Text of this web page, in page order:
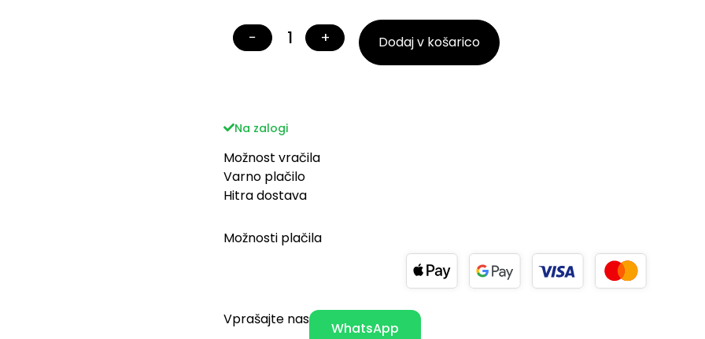
− + Dodaj v košarico
Na zalogi
Možnost vračila
Varno plačilo
Hitra dostava
Možnosti plačila
Vprašajte nas
WhatsApp